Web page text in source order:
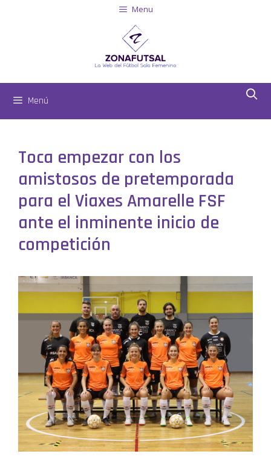
Menu
Menú
Toca empezar con los
amistosos de pretemporada
para el Viaxes Amarelle FSF
ante el inminente inicio de
competición